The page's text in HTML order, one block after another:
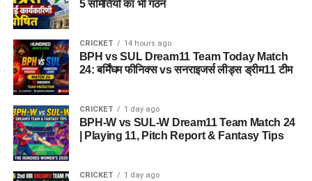
5 समितियों का भी गठन
CRICKET 14 hours ago
BPH vs SUL Dream11 Team Today Match
24: बर्मिंघम फीनिक्स vs सनराइजर्स लीड्स ड्रीम11 टीम
CRICKET 1 day ago
BPH-W vs SUL-W Dream11 Team Match 24
| Playing 11, Pitch Report & Fantasy Tips
CRICKET 1 day ago